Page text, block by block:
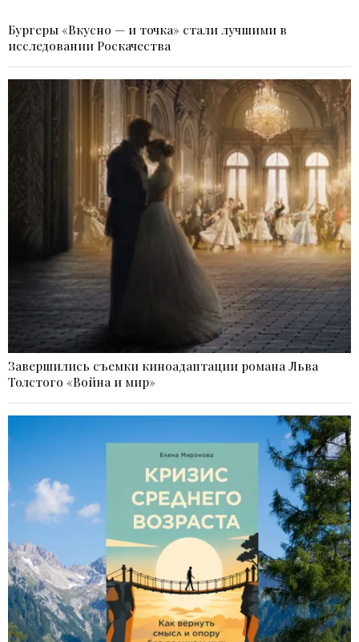
Бургеры «Вкусно — и точка» стали лучшими в
исследовании Роскачества
Завершились съемки киноадаптации романа Льва
Толстого «Война и мир»